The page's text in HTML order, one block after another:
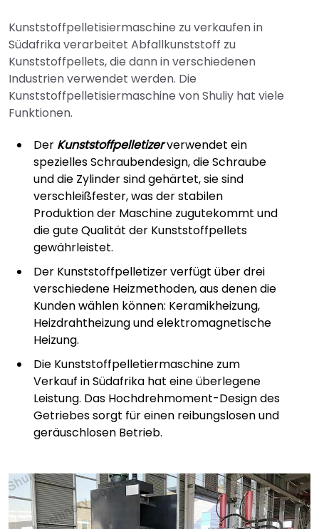
Kunststoffpelletisiermaschine zu verkaufen in
Südafrika verarbeitet Abfallkunststoff zu
Kunststoffpellets, die dann in verschiedenen
Industrien verwendet werden. Die
Kunststoffpelletisiermaschine von Shuliy hat viele
Funktionen.
Der Kunststoffpelletizerverwendet ein
spezielles Schraubendesign, die Schraube
und die Zylinder sind gehärtet, sie sind
verschleißfester, was der stabilen
Produktion der Maschine zugutekommt und
die gute Qualität der Kunststoffpellets
gewährleistet.
Der Kunststoffpelletizer verfügt über drei
verschiedene Heizmethoden, aus denen die
Kunden wählen können: Keramikheizung,
Heizdrahtheizung und elektromagnetische
Heizung.
Die Kunststoffpelletiermaschine zum
Verkauf in Südafrika hat eine überlegene
Leistung. Das Hochdrehmoment-Design des
Getriebes sorgt für einen reibungslosen und
geräuschlosen Betrieb.